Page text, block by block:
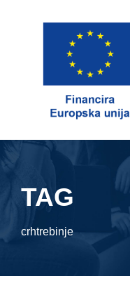
TAG
crhtrebinje